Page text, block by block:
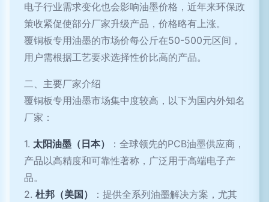
电子行业需求变化也会影响油墨价格，近年来环保政
策收紧促使部分厂家升级产品，价格略有上涨。
覆铜板专用油墨的市场价每公斤在50-500元区间，
用户需根据工艺要求选择性价比高的产品。
二、主要厂家介绍
覆铜板专用油墨市场集中度较高，以下为国内外知名
厂家：
1. 太阳油墨（日本）
：全球领先的PCB油墨供应商，
产品以高精度和可靠性著称，广泛用于高端电子产
品。
2. 杜邦（美国）
：提供全系列油墨解决方案，尤其